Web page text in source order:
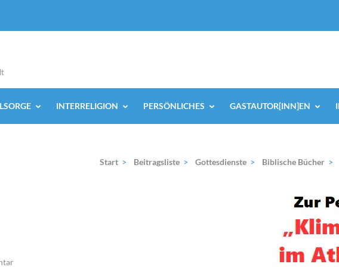
INTERRELIGION PERSÖNLICHES GASTAUTOR[INN]EN
Start > Beitragsliste > Gottesdienste > Biblische Bücher >